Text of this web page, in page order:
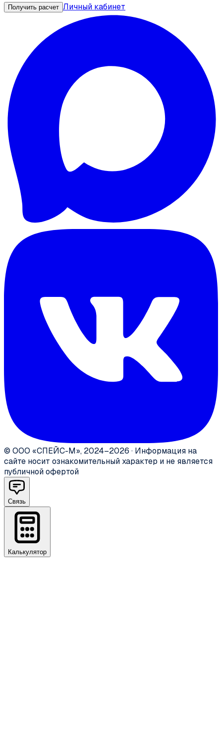
Получить расчет Личный кабинет
© ООО «СПЕЙС-М», 2024–2026 · Информация на
сайте носит ознакомительный характер и не является
публичной офертой
Связь
Калькулятор